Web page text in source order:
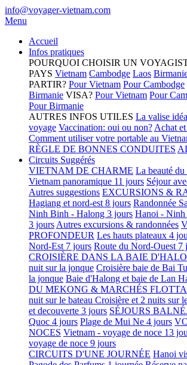
info@voyager-vietnam.com
Menu
Accueil
Infos pratiques
POURQUOI CHOISIR UN
PAYS Vietnam Cambodge Laos
PARTIR? Pour Vietnam Pour Cambodge
Birmanie VISA? Pour Vietnam Pour
Pour Birmanie
AUTRES INFOS UTILES La valise
voyage Vaccination: oui ou non? Achat
Comment utiliser votre portable au
RÈGLE DE BONNES CONDUITES
Circuits Suggérés
VIETNAM DE CHARME La beauté
Vietnam panoramique 11 jours Séjour
Autres suggestions EXCURSIONS &
Hagiang et nord-est 8 jours Randonnée
Ninh Binh - Halong 3 jours Hanoi - Ninh
3 jours Autres excursions & randonnées
PROFONDEUR Les hauts plateaux 4
Nord-Est 7 jours Route du Nord-Ouest 7
CROISIÈRE DANS LA BAIE
nuit sur la jonque Croisière baie de Bai
la jonque Baie d'Halong et baie de Lan
DU MEKONG & MARCHÉS
nuit sur le bateau Croisière et 2 nuits sur
et decouverte 3 jours SÉJOURS
Quoc 4 jours Plage de Mui Ne 4 jours
NOCES Vietnam - voyage de noce 13
voyage de noce 9 jours
CIRCUITS D'UNE JOURNÉE Hanoi